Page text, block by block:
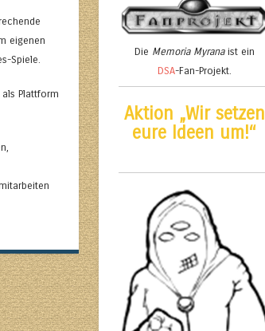
eigenen
Spiele.
Plattform
Die Memoria Myranaist ein
DSA-Fan-Projekt.
Aktion „Wir setzen
eure Ideen um!“